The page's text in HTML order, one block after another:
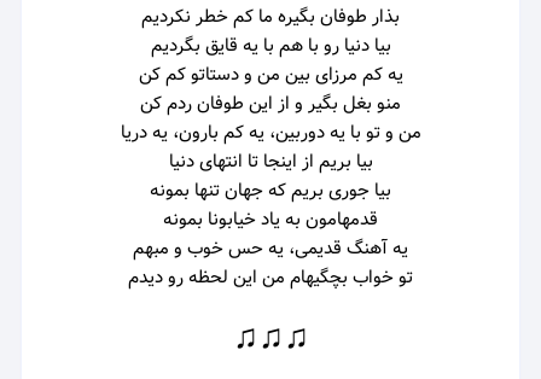
بذار طوفان بگیره ما کم خطر نکردیم
بیا دنیا رو با هم با یه قایق بگردیم
یه کم مرزای بین من و دستاتو کم کن
منو بغل بگیر و از این طوفان ردم کن
من و تو با یه دوربین، یه کم بارون، یه دریا
بیا بریم از اینجا تا انتهای دنیا
بیا جوری بریم که جهان تنها بمونه
قدمهامون به یاد خیابونا بمونه
یه آهنگ قدیمی، یه حس خوب و مبهم
تو خواب بچگیهام من این لحظه رو دیدم
♫♫♫